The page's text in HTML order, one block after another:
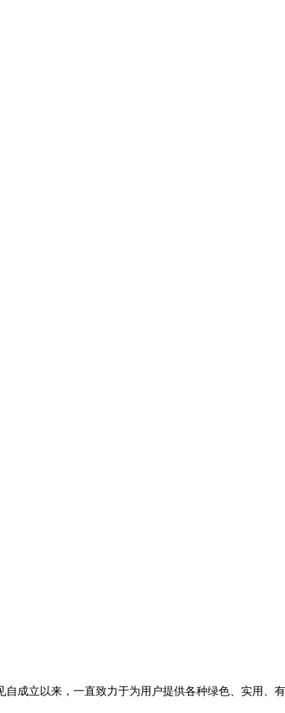
自成立以来，一直致力于为用户提供各种绿色、实用